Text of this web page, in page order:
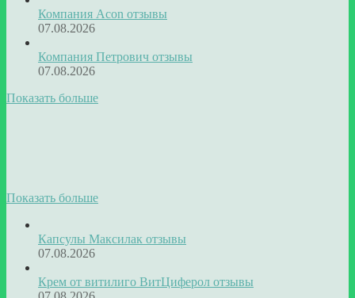
Компания Acon отзывы
07.08.2026
Компания Петрович отзывы
07.08.2026
Показать больше
Показать больше
Капсулы Максилак отзывы
07.08.2026
Крем от витилиго ВитЦиферол отзывы